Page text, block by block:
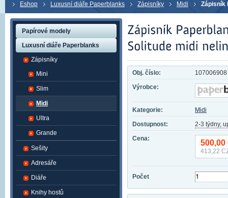
Eshop Luxusní diáře Paperblanks Zápisníky Midi Zápisník
Obj. číslo:
107006908
Výrobce:
Kategorie:
Midi
Dostupnost:
2-3 týdny,
Cena:
500,00
413,22
Počet
Papírové modely
Luxusní diáře Paperblanks
Zápisníky
Mini
Slim
Midi
Ultra
Grande
Sešity
Adresáře
Diáře
Knihy hostů